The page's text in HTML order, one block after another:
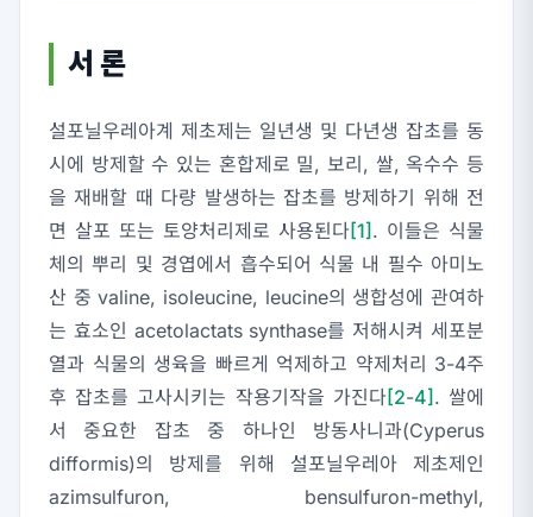
서 론
설포닐우레아계 제초제는 일년생 및 다년생 잡초를 동
시에 방제할 수 있는 혼합제로 밀, 보리, 쌀, 옥수수 등
을 재배할 때 다량 발생하는 잡초를 방제하기 위해 전
면 살포 또는 토양처리제로 사용된다[1] . 이들은 식물
체의 뿌리 및 경엽에서 흡수되어 식물 내 필수 아미노
산 중 valine, isoleucine, leucine의 생합성에 관여하
는 효소인 acetolactats synthase를 저해시켜 세포분
열과 식물의 생육을 빠르게 억제하고 약제처리 3-4주
후 잡초를 고사시키는 작용기작을 가진다[2-4] . 쌀에
서 중요한 잡초 중 하나인 방동사니과(Cyperus
difformis)의 방제를 위해 설포닐우레아 제초제인
azimsulfuron, bensulfuron-methyl,